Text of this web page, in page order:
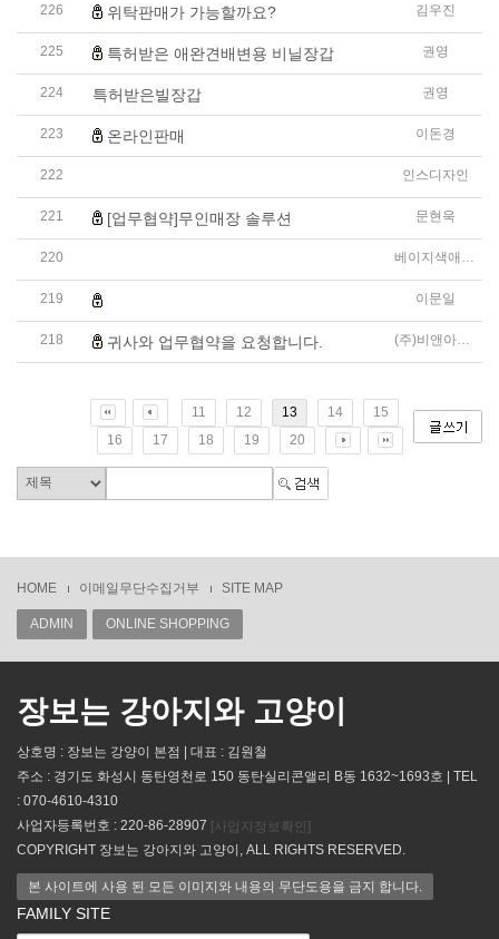
226 위탁판매가 가능할까요? 김우진
225 특허받은 애완견배변용 비닐장갑 권영
224 특허받은빌장갑 권영
223 온라인판매 이돈경
222 프랜차이즈 전문 인테리어 설계,시공 업체 입니다.인스디자인
221 [업무협약]무인매장 솔루션 문현욱
220 우체국택배가 주소지가 아닌 서초구귀사로도 잘못배송되
219 [Wesang_요기요] 귀사와 업무 협약을 추진하고자 합니
이문일
218 귀사와 업무협약을 요청합니다.
11 12 13 14
15
16
17 18 19 20
HOME 이메일무단수집거부 SITE MAP
ADMIN ONLINE SHOPPING
장보는 강아지와 고양이
상호명 : 장보는 강양이 본점 | 대표 : 김원철
주소 : 경기도 화성시 동탄영천로 150 동탄실리콘앨리 B동 1632~1693호 | TEL
: 070-4610-4310
사업자등록번호 : 220-86-28907 [사업자정보확인]
COPYRIGHT 장보는 강아지와 고양이, ALL RIGHTS RESERVED.
본 사이트에 사용 된 모든 이미지와 내용의 무단도용을 금지 합니다.
FAMILY SITE